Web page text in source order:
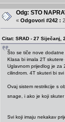
Odg: STO
«Odgovori #242 :
Citat: SRAD - 27 Siječanj,
Što se tiče nove dodatne
Klasa bi imala 2T
Uglavnom prijedlog je za
cilindrom. 4T skuteri bi
Ovaj sistem restrikcije s
snage, i ako je koji
Svi koji imaju nekakav